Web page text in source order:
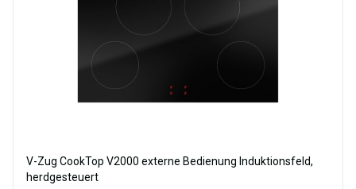
V-Zug CookTop V2000 externe Bedienung Induktionsfeld,
herdgesteuert